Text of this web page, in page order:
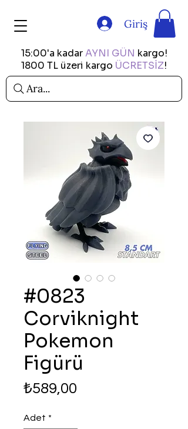
1800 TL üzeri kargo ÜCRETSİZ!
15:00'a kadar AYNI GÜN kargo!
Ara...
Giriş
#0823
Corviknight
Pokemon
Figürü
₺589,00
Adet *